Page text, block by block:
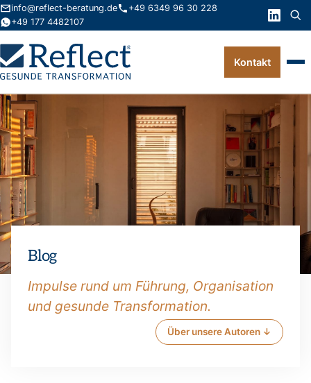
info@reflect-beratung.de
+49 6349 96 30 228
+49 177 4482107
Leistungen
Produkte
Wissen
Über uns
Kontakt
Blog
Impulse rund um Führung, Organisation
und gesunde Transformation.
Über unsere Autoren ↓